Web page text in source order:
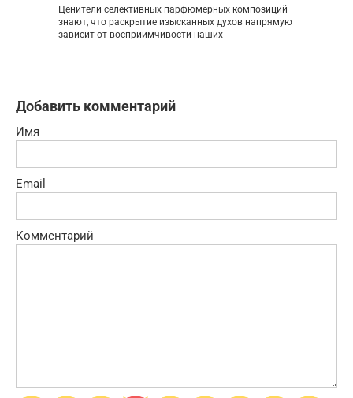
Ценители селективных парфюмерных композиций
знают, что раскрытие изысканных духов напрямую
зависит от восприимчивости наших
Добавить комментарий
Имя
Email
Комментарий